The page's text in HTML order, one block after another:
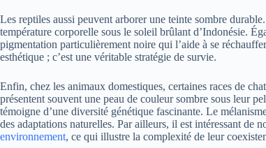
Les reptiles aussi peuvent arborer une teinte sombre
température corporelle sous le soleil brûlant d’Indonésie.
pigmentation particulièrement noire qui l’aide à se
esthétique ; c’est une véritable stratégie de survie.
Enfin, chez les animaux domestiques, certaines races de
présentent souvent une peau de couleur sombre sous leur
témoigne d’une diversité génétique fascinante. Le
des adaptations naturelles. Par ailleurs, il est intéressant de
environnement, ce qui illustre la complexité de leur